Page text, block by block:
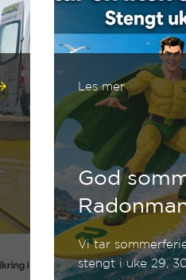
Les mer
God
Vi tar
stengt i uke 29,